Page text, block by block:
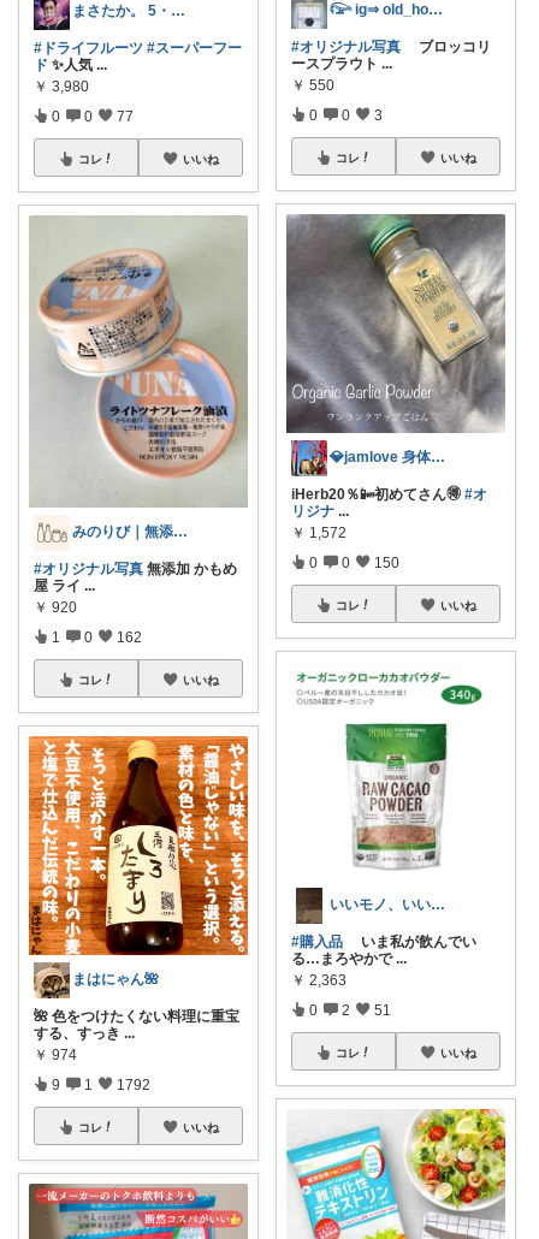
まさたか。 5・6日の経由購入感謝🙏
#ドライフルーツ #スーパーフー
ド ✨人気 ...
￥ 3,980
0 0 77
コレ いいね
みのりび｜無添加・オーガニック食品
#オリジナル写真 無添加 かもめ
屋 ライ ...
￥ 920
1 0 162
コレ いいね
まはにゃん🌺
🌺 色をつけたくない料理に重宝
する、すっき ...
￥ 974
9 1 1792
コレ いいね
𓅼 ig⇒ old_house_day
#オリジナル写真 ブロッコリ
ースプラウト ...
￥ 550
0 0 3
コレ いいね
💎jamlove 身体に優しく
iHerb20％📴初めてさん🉐 #オ
リジナ ...
￥ 1,572
0 0 150
コレ いいね
いいモノ、いい今日、いい明日
#購入品 いま私が飲んでい
る…まろやかで ...
￥ 2,363
0 2 51
コレ いいね